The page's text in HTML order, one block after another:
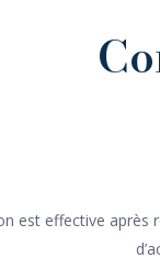
est effective après